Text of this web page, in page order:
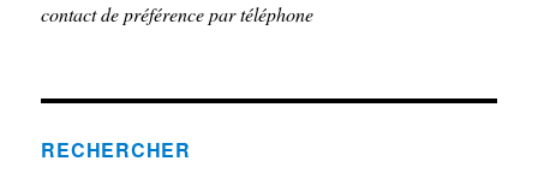
contact de préférence par téléphone
RECHERCHER